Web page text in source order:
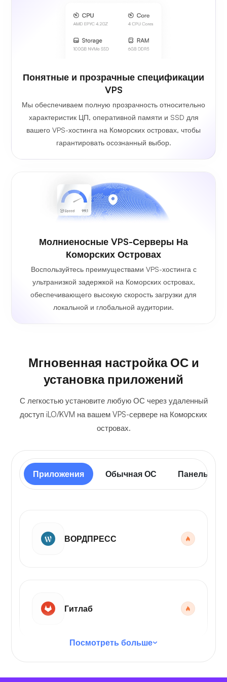
Понятные и прозрачные спецификации
VPS
Мы обеспечиваем полную прозрачность относительно
характеристик ЦП, оперативной памяти и SSD для
вашего VPS-хостинга на Коморских островах, чтобы
гарантировать осознанный выбор.
Молниеносные VPS-Серверы На
Коморских Островах
Воспользуйтесь преимуществами VPS-хостинга с
ультранизкой задержкой на Коморских островах,
обеспечивающего высокую скорость загрузки для
локальной и глобальной аудитории.
Мгновенная настройка ОС и
установка приложений
С легкостью установите любую ОС через удаленный
доступ iLO/KVM на вашем VPS-сервере на Коморских
островах.
Приложения Обычная ОС Панель
ВОРДПРЕСС
Гитлаб
Код VS
Посмотреть больше